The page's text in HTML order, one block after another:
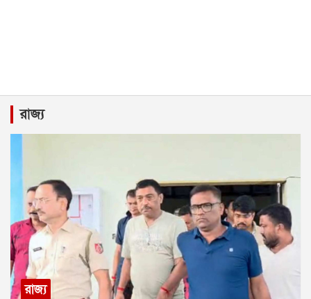
রাজ্য
রাজ্য